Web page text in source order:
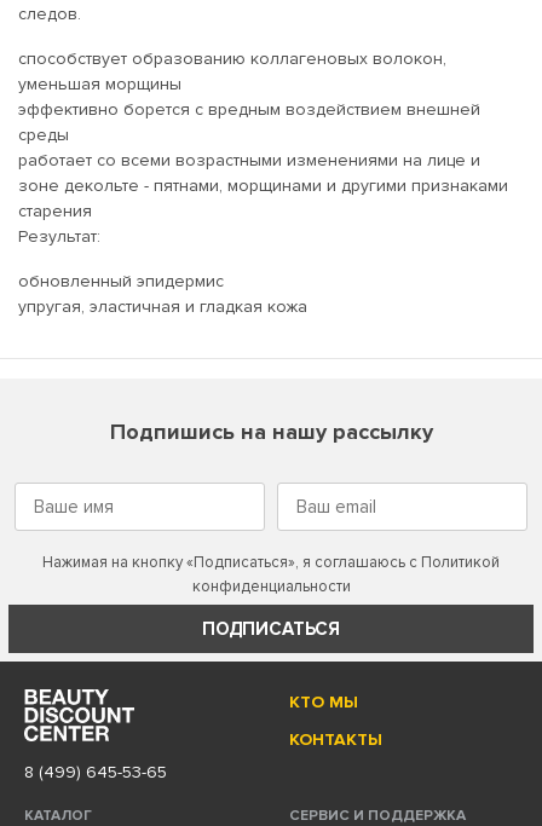
следов.
способствует образованию коллагеновых волокон,
уменьшая морщины
эффективно борется с вредным воздействием внешней
среды
работает со всеми возрастными изменениями на лице и
зоне декольте - пятнами, морщинами и другими признаками
старения
Результат:
обновленный эпидермис
упругая, эластичная и гладкая кожа
Подпишись на нашу рассылку
Нажимая на кнопку «Подписаться», я соглашаюсь с Политикой
конфиденциальности
ПОДПИСАТЬСЯ
КТО МЫ
КОНТАКТЫ
8 (499) 645-53-65
КАТАЛОГ СЕРВИС И ПОДДЕРЖКА